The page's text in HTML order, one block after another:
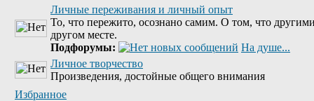
Личные переживания и личный опыт
То, что пережито, осознано самим. О том, что
другом месте.
Подфорумы:
На душе...
Личное творчество
Произведения, достойные общего внимания
Избранное